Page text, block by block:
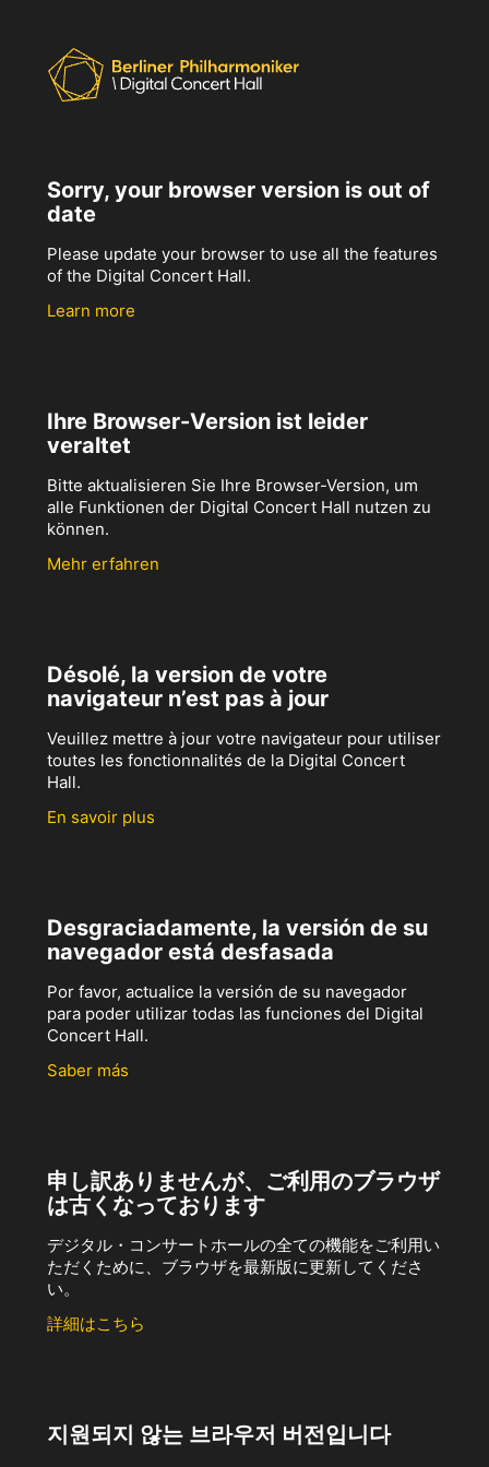
Sorry, your browser version is out of
date
Please update your browser to use all the features
of the Digital Concert Hall.
Learn more
Ihre Browser-Version ist leider
veraltet
Bitte aktualisieren Sie Ihre Browser-Version, um
alle Funktionen der Digital Concert Hall nutzen zu
können.
Mehr erfahren
Désolé, la version de votre
navigateur n’est pas à jour
Veuillez mettre à jour votre navigateur pour utiliser
toutes les fonctionnalités de la Digital Concert
Hall.
En savoir plus
Desgraciadamente, la versión de su
navegador está desfasada
Por favor, actualice la versión de su navegador
para poder utilizar todas las funciones del Digital
Concert Hall.
Saber más
申し訳ありませんが、ご利用のブラウザ
は古くなっております
デジタル・コンサートホールの全ての機能をご利用い
ただくために、ブラウザを最新版に更新してくださ
い。
詳細はこちら
지원되지 않는 브라우저 버전입니다